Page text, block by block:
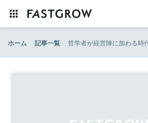
ホーム 記事一覧